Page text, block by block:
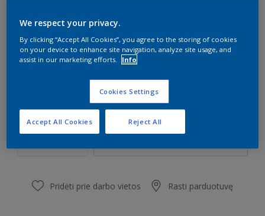
Heart Wood COTY18
Kiekis Dažų kiekio skaičiuoklė
Pridėti prie darbo vietos Rasti parduotuvę
We respect your privacy.
By clicking “Accept All Cookies”, you agree to the storing of cookies
on your device to enhance site navigation, analyze site usage, and
assist in our marketing efforts.
Info
Cookies Settings
Reject All
Accept All Cookies